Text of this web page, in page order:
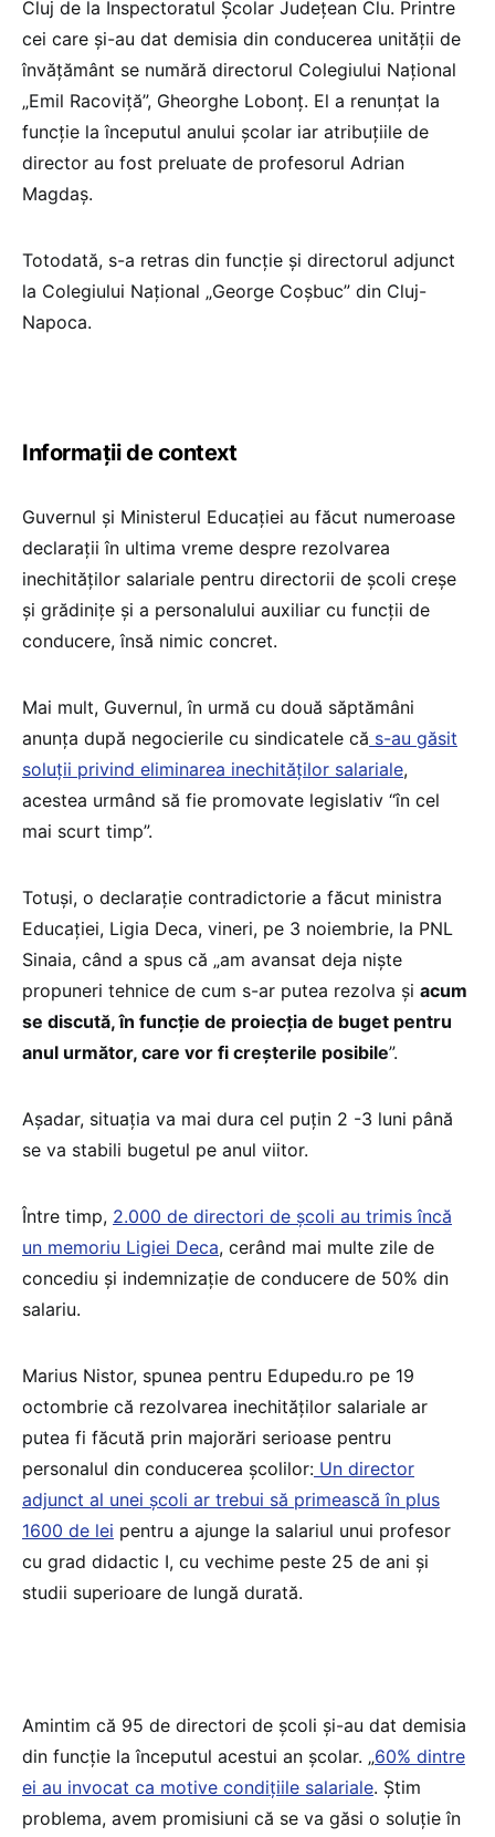
Cluj de la Inspectoratul Școlar Județean Clu. Printre
cei care și-au dat demisia din conducerea unității de
învățământ se numără directorul Colegiului Național
„Emil Racoviță”, Gheorghe Lobonț. El a renunțat la
funcție la începutul anului școlar iar atribuțiile de
director au fost preluate de profesorul Adrian
Magdaș.
Totodată, s-a retras din funcție și directorul adjunct
la Colegiului Național „George Coșbuc” din Cluj-
Napoca.
Informații de context
Guvernul și Ministerul Educației au făcut numeroase
declarații în ultima vreme despre rezolvarea
inechităților salariale pentru directorii de școli creșe
și grădinițe și a personalului auxiliar cu funcții de
conducere, însă nimic concret.
Mai mult, Guvernul, în urmă cu două săptămâni
anunța după negocierile cu sindicatele că s-au găsit
soluții privind eliminarea inechităților salariale,
acestea urmând să fie promovate legislativ “în cel
mai scurt timp”.
Totuși, o declarație contradictorie a făcut ministra
Educației, Ligia Deca, vineri, pe 3 noiembrie, la PNL
Sinaia, când a spus că „am avansat deja niște
propuneri tehnice de cum s-ar putea rezolva și acum
se discută, în funcție de proiecția de buget pentru
anul următor, care vor fi creșterile posibile”.
Așadar, situația va mai dura cel puțin 2 -3 luni până
se va stabili bugetul pe anul viitor.
Între timp, 2.000 de directori de școli au trimis încă
un memoriu Ligiei Deca, cerând mai multe zile de
concediu și indemnizație de conducere de 50% din
salariu.
Marius Nistor, spunea pentru Edupedu.ro pe 19
octombrie că rezolvarea inechităților salariale ar
putea fi făcută prin majorări serioase pentru
personalul din conducerea școlilor: Un director
adjunct al unei școli ar trebui să primească în plus
1600 de lei pentru a ajunge la salariul unui profesor
cu grad didactic I, cu vechime peste 25 de ani și
studii superioare de lungă durată.
Amintim că 95 de directori de școli și-au dat demisia
din funcție la începutul acestui an școlar. „60% dintre
ei au invocat ca motive condițiile salariale. Știm
problema, avem promisiuni că se va găsi o soluție în